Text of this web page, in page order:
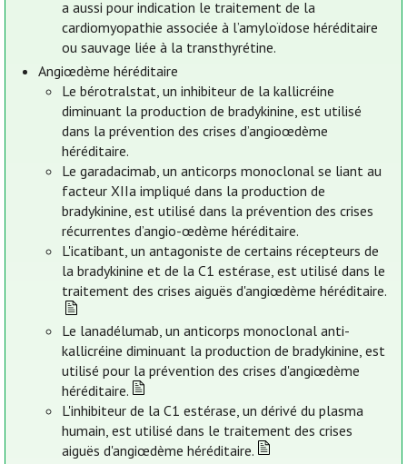
a aussi pour indication le traitement de la
cardiomyopathie associée à l’amyloïdose héréditaire
ou sauvage liée à la transthyrétine.
Angiœdème héréditaire
Le bérotralstat, un inhibiteur de la kallicréine
diminuant la production de bradykinine, est utilisé
dans la prévention des crises d’angioœdème
héréditaire.
Le garadacimab, un anticorps monoclonal se liant au
facteur XIIa impliqué dans la production de
bradykinine, est utilisé dans la prévention des crises
récurrentes d’angio-œdème héréditaire.
L'icatibant, un antagoniste de certains récepteurs de
la bradykinine et de la C1 estérase, est utilisé dans le
traitement des crises aiguës d'angiœdème héréditaire.
Le lanadélumab, un anticorps monoclonal anti-
kallicréine diminuant la production de bradykinine, est
utilisé pour la prévention des crises d'angiœdème
héréditaire.
L'inhibiteur de la C1 estérase, un dérivé du plasma
humain, est utilisé dans le traitement des crises
aiguës d'angiœdème héréditaire.